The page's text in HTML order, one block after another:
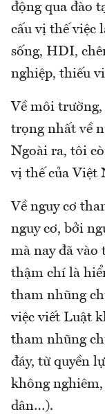
động qua đào
cấu vị thế việc
sống, HDI,
nghiệp, thiếu
Về môi trường,
trọng nhất về
Ngoài ra, tôi
vị thế của Việt
Về nguy cơ
nguy cơ, bởi
mà nay đã
thậm chí là
tham nhũng
việc viết Luật
tham nhũng
đáy, từ quyền
không
dân…).